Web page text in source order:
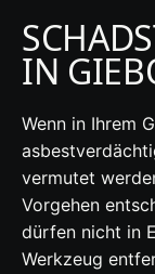
IN
Wenn in Ihrem
vermutet
Vorgehen
dürfen nicht in
Werkzeug